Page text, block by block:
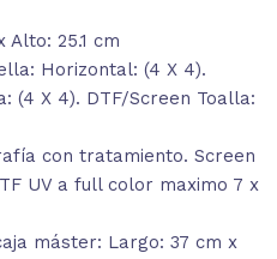
Alto: 25.1 cm
Horizontal: (4 X 4).
(4 X 4). DTF/Screen Toalla:
con tratamiento. Screen
UV a full color maximo 7 x
máster: Largo: 37 cm x